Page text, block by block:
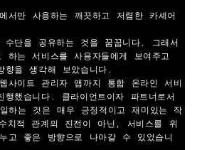
만 사용하는 깨끗하고 저렴한 카셰어
단을 공유하는 것을 꿈꿉니다. 그래서
하는 서비스를 사용자들에게 보여주고
을 생각해 보았습니다.
사이트 관리자 앱까지 통합 온라인 서비
했습니다. 클라이언트이자 파트너로서
는 것은 매우 긍정적이고 재미있는 작
치적 관계의 진전이 아닌, 서비스를 위
고 좋은 방향으로 나아갈 수 있었습니